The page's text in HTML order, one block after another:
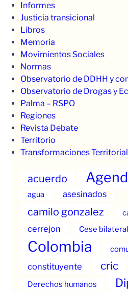
Informes
Justicia transicional
Libros
Memoria
Movimientos Sociales
Normas
Observatorio de DDHH y
Observatorio de Drogas y
Palma – RSPO
Regiones
Revista Debate
Territorio
Transformaciones
acuerdo
agua asesinados
camilo gonzalez
cerrejon Cese bilateral
Colombia
constituyente cric
Derechos humanos